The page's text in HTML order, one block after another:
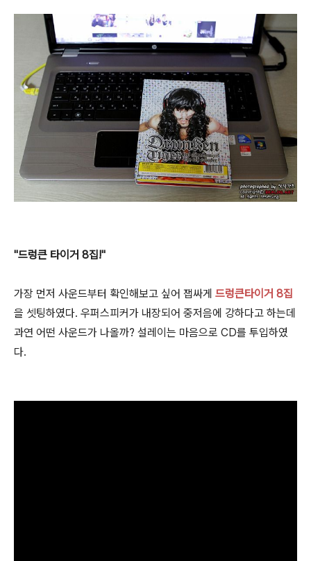
"드렁큰 타이거 8집!"
가장 먼저 사운드부터 확인해보고 싶어 잽싸게 드렁큰타이거 8집
을 셋팅하였다. 우퍼스피커가 내장되어 중저음에 강하다고 하는데
과연 어떤 사운드가 나올까? 설레이는 마음으로 CD를 투입하였
다.